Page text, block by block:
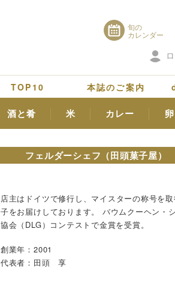
旬の
カレンダー
TOP10 本誌のご案内
酒と肴 米 カレー
フェルダーシェフ（田頭菓子屋）
店主はドイツで修行し、マイスターの称号を
子をお届けしております。 バウムクーヘン・
協会（DLG）コンテストで金賞を受賞。
創業年：2001
代表者：田頭 享